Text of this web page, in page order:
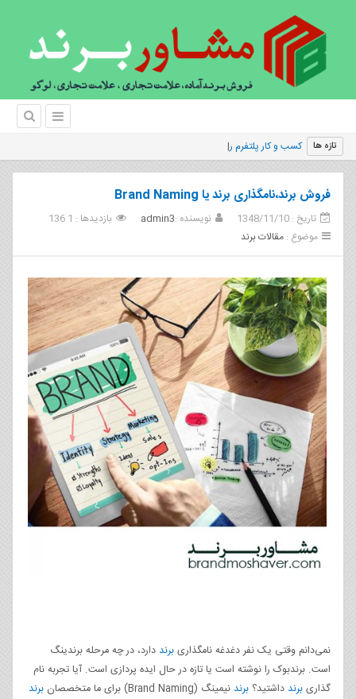
تازه ها کسب‌‌ و کار پلتفرم را با طراحی سیستم‌های به
فروش برند،نامگذاری برند یا Brand Naming
تاریخ : 1348/11/10 نویسنده :admin3
بازدیدها : 1 136
موضوع : مقالات برند
نمی‌دانم وقتی یک نفر دغدغه نامگذاریبرند دارد، در چه مرحله برندینگ
است. برندبوک را نوشته است یا تازه در حال ایده پردازی است. آیا تجربه نام
گذاریبرند داشتید؟ برند نیمینگ (Brand Naming) برای ما متخصصان
برند